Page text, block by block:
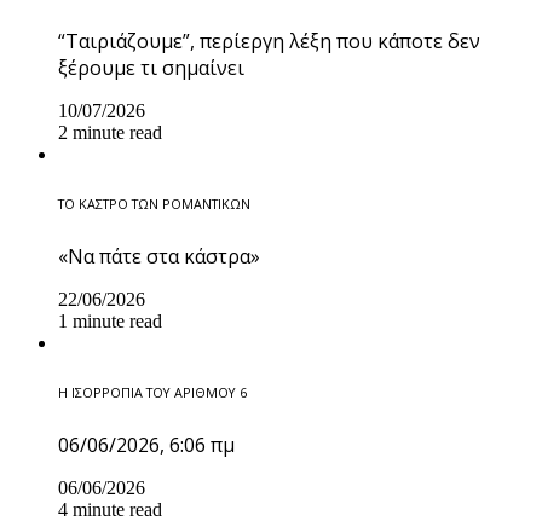
“Ταιριάζουμε”, περίεργη λέξη που κάποτε δεν
ξέρουμε τι σημαίνει
10/07/2026
2 minute read
ΤΟ ΚΑΣΤΡΟ ΤΩΝ ΡΟΜΑΝΤΙΚΩΝ
«Να πάτε στα κάστρα»
22/06/2026
1 minute read
Η ΙΣΟΡΡΟΠΙΑ ΤΟΥ ΑΡΙΘΜΟΥ 6
06/06/2026, 6:06 πμ
06/06/2026
4 minute read